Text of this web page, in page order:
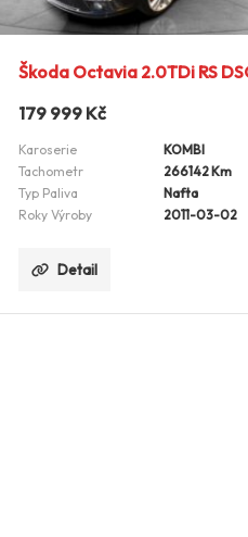
Škoda Octavia 2.0TDi RS
179 999 Kč
Karoserie
KOMBI
Tachometr
266142 Km
Typ Paliva
Nafta
Roky Výroby
2011-03-02
Detail